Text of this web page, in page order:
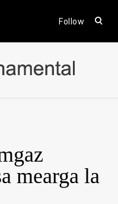
Follow
open
form
mearga la